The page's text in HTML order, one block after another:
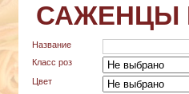
САЖЕНЦЫ
Название
Класс роз
Цвет